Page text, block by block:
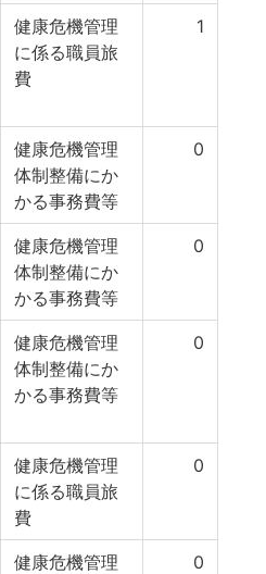
健康危機管理
に係る職員旅
費
1
健康危機管理
体制整備にか
かる事務費等
0
健康危機管理
体制整備にか
かる事務費等
0
健康危機管理
体制整備にか
かる事務費等
0
健康危機管理
に係る職員旅
費
0
健康危機管理
0